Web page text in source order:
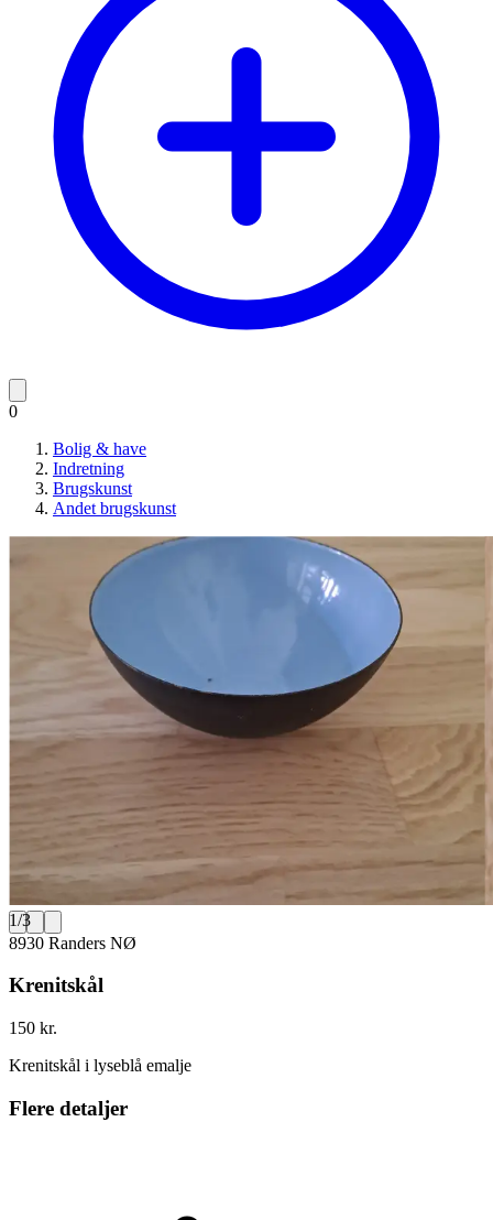
0
Bolig & have
Indretning
Brugskunst
Andet brugskunst
1/3
8930 Randers NØ
Krenitskål
150 kr.
Krenitskål i lyseblå emalje
Flere detaljer